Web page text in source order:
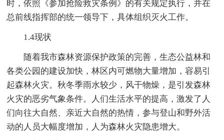
时，依照《参加抢险救灾条例》的有关规定执行，并在
总前线指挥部的统一领导下，具体组织灭火工作。
1.4现状
随着我市森林资源保护政策的完善，生态公益林和
各类公园的建设加快，林区内可燃物大量增加，容易引
起森林火灾。秋冬季雨水较少，风干物燥，是引发森林
火灾的恶劣气象条件。人们生活水平的提高，激发了人
们向往大自然、亲近大自然的热情，参与登山和野外活
动的人员大幅度增加，人为森林火灾隐患增大。